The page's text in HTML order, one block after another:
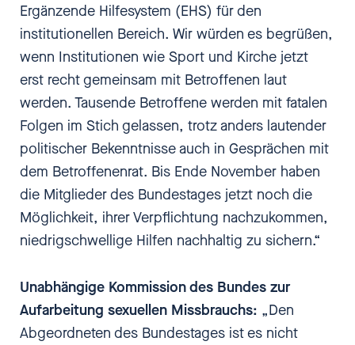
Ergänzende Hilfesystem (EHS) für den
institutionellen Bereich. Wir würden es begrüßen,
wenn Institutionen wie Sport und Kirche jetzt
erst recht gemeinsam mit Betroffenen laut
werden. Tausende Betroffene werden mit fatalen
Folgen im Stich gelassen, trotz anders lautender
politischer Bekenntnisse auch in Gesprächen mit
dem Betroffenenrat. Bis Ende November haben
die Mitglieder des Bundestages jetzt noch die
Möglichkeit, ihrer Verpflichtung nachzukommen,
niedrigschwellige Hilfen nachhaltig zu sichern.“
Unabhängige Kommission des Bundes zur
Aufarbeitung sexuellen Missbrauchs: „Den
Abgeordneten des Bundestages ist es nicht